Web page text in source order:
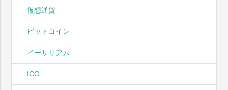
仮想通貨
ビットコイン
イーサリアム
ICO